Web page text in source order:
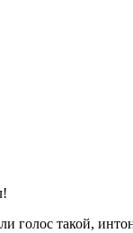
голос такой,